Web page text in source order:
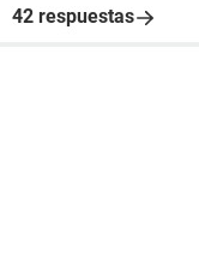
42 respuestas